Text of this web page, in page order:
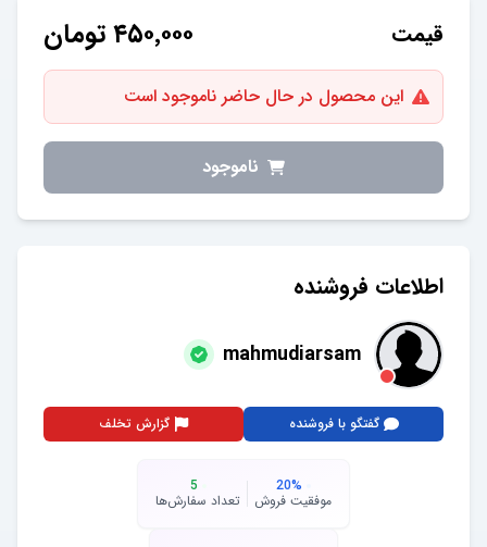
قیمت ۴۵۰٬۰۰۰تومان
این محصول در حال حاضر ناموجود است
ناموجود
اطلاعات فروشنده
mahmudiarsam
گفتگو با فروشنده گزارش تخلف
20%
موفقیت فروش
5
تعداد سفارش‌ها